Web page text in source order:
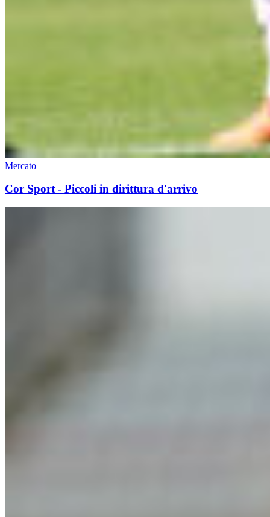
Mercato
Cor Sport - Piccoli in dirittura d'arrivo